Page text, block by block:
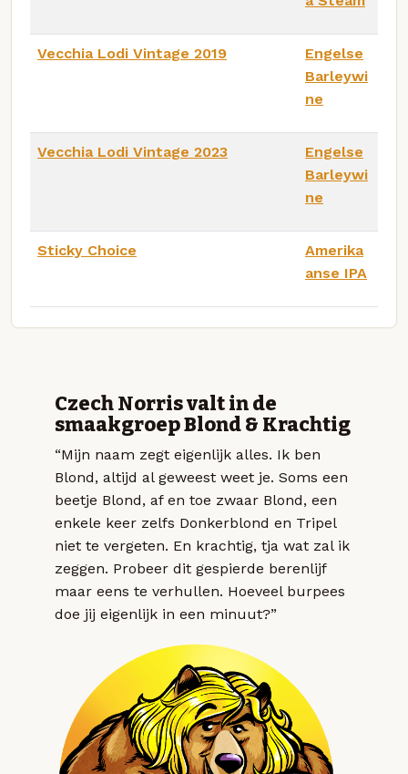
Vecchia Lodi Vintage 2019
Engelse
Barleywi
ne
Vecchia Lodi Vintage 2023
Engelse
Barleywi
ne
Sticky Choice
Amerika
anse IPA
Czech Norris valt in de
smaakgroep Blond & Krachtig
“Mijn naam zegt eigenlijk alles. Ik ben
Blond, altijd al geweest weet je. Soms een
beetje Blond, af en toe zwaar Blond, een
enkele keer zelfs Donkerblond en Tripel
niet te vergeten. En krachtig, tja wat zal ik
zeggen. Probeer dit gespierde berenlijf
maar eens te verhullen. Hoeveel burpees
doe jij eigenlijk in een minuut?”